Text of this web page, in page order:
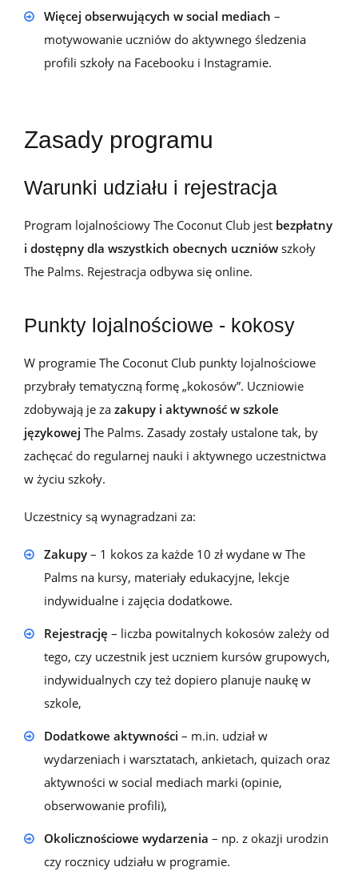
Więcej obserwujących w social mediach –
motywowanie uczniów do aktywnego śledzenia
profili szkoły na Facebooku i Instagramie.
Zasady programu
Warunki udziału i rejestracja
Program lojalnościowy The Coconut Club jest bezpłatny
i dostępny dla wszystkich obecnych uczniów szkoły
The Palms. Rejestracja odbywa się online.
Punkty lojalnościowe - kokosy
W programie The Coconut Club punkty lojalnościowe
przybrały tematyczną formę „kokosów”. Uczniowie
zdobywają je za zakupy i aktywność w szkole
językowej The Palms. Zasady zostały ustalone tak, by
zachęcać do regularnej nauki i aktywnego uczestnictwa
w życiu szkoły.
Uczestnicy są wynagradzani za:
Zakupy – 1 kokos za każde 10 zł wydane w The
Palms na kursy, materiały edukacyjne, lekcje
indywidualne i zajęcia dodatkowe.
Rejestrację – liczba powitalnych kokosów zależy od
tego, czy uczestnik jest uczniem kursów grupowych,
indywidualnych czy też dopiero planuje naukę w
szkole,
Dodatkowe aktywności – m.in. udział w
wydarzeniach i warsztatach, ankietach, quizach oraz
aktywności w social mediach marki (opinie,
obserwowanie profili),
Okolicznościowe wydarzenia – np. z okazji urodzin
czy rocznicy udziału w programie.